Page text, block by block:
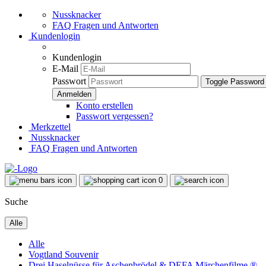
Nussknacker
FAQ Fragen und Antworten
Kundenlogin
Kundenlogin
E-Mail
Passwort
Toggle
Konto erstellen
Passwort vergessen?
Merkzettel
Nussknacker
FAQ Fragen und Antworten
0
Suche
Alle
Alle
Vogtland Souvenir